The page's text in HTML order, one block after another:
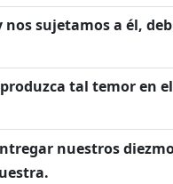
sujetamos a él,
tal temor en
nuestros